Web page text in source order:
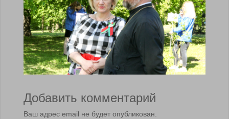
Добавить комментарий
Ваш адрес email не будет опубликован.